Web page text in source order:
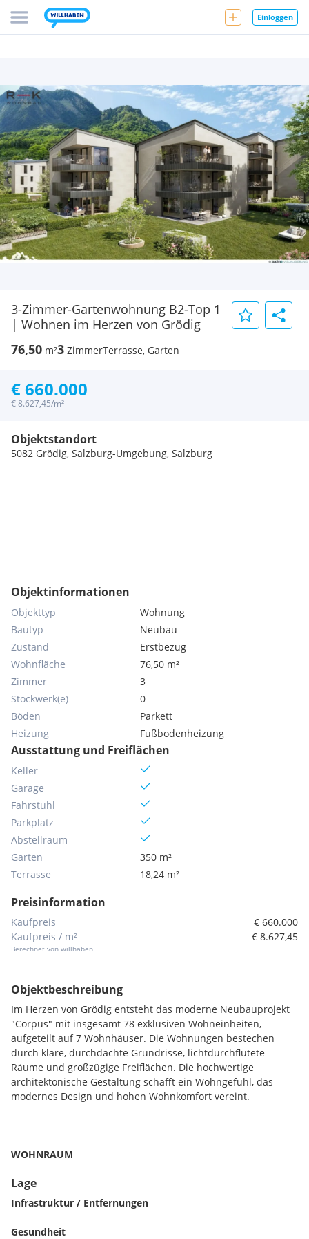
Einloggen
3-Zimmer-Gartenwohnung B2-Top 1
| Wohnen im Herzen von Grödig
76,50 m²3 ZimmerTerrasse, Garten
€ 660.000
€ 8.627,45/m²
Objektstandort
5082 Grödig, Salzburg-Umgebung, Salzburg
Objektinformationen
Objekttyp
Wohnung
Bautyp
Neubau
Zustand
Erstbezug
Wohnfläche
76,50 m²
Zimmer
3
Stockwerk(e)
0
Böden
Parkett
Heizung
Fußbodenheizung
Ausstattung und Freiflächen
Keller
Garage
Fahrstuhl
Parkplatz
Abstellraum
Garten
350 m²
Terrasse
18,24 m²
Preisinformation
Kaufpreis
€ 660.000
Kaufpreis / m²
Berechnet von willhaben
€ 8.627,45
Objektbeschreibung
Im Herzen von Grödig entsteht das moderne Neubauprojekt
"Corpus" mit insgesamt 78 exklusiven Wohneinheiten,
aufgeteilt auf 7 Wohnhäuser. Die Wohnungen bestechen
durch klare, durchdachte Grundrisse, lichtdurchflutete
Räume und großzügige Freiflächen. Die hochwertige
architektonische Gestaltung schafft ein Wohngefühl, das
modernes Design und hohen Wohnkomfort vereint.
WOHNRAUM
Diese Dreizimmer-Gartenwohnung Top 1 im Haus B2 liegt im
Erdgeschoss. Die ca. 77 m2 Wohnfläche sind wohldurchdacht
angelegt und haben mit zwei Schlafzimmern, zwei Bädern,
Abstellraum, Gang, Vorraum sowie dem ca. 29 m2 großen
Lage
Infrastruktur / Entfernungen
Gesundheit